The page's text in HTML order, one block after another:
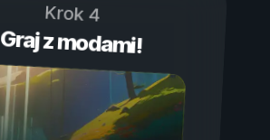
Krok 4
Graj z modami!